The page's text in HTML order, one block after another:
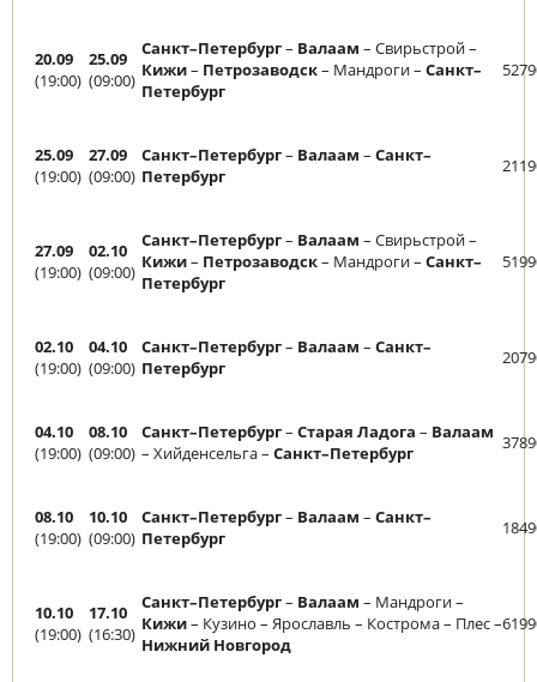
20.09
(19:00)
25.09
(09:00)
Санкт–Петербург– Валаам – Свирьстрой –
Кижи– Петрозаводск– Мандроги – Санкт–
Петербург
25.09
(19:00)
27.09
(09:00)
Санкт–Петербург– Валаам – Санкт–
Петербург
27.09
(19:00)
02.10
(09:00)
Санкт–Петербург– Валаам – Свирьстрой –
Кижи– Петрозаводск– Мандроги – Санкт–
Петербург
02.10
(19:00)
04.10
(09:00)
Санкт–Петербург– Валаам – Санкт–
Петербург
04.10
(19:00)
08.10
(09:00)
Санкт–Петербург– Старая Ладога – Валаам
– Хийденсельга – Санкт–Петербург
08.10
(19:00)
10.10
(09:00)
Санкт–Петербург– Валаам – Санкт–
Петербург
10.10
(19:00)
17.10
(16:30)
Санкт–Петербург– Валаам – Мандроги –
Кижи– Кузино – Ярославль – Кострома – Плес –
Нижний Новгород